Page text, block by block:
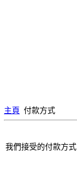
主頁 付款方式
我們接受的付款方式